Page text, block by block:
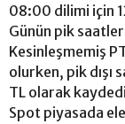
08:00 dilimi için
Günün pik
Kesinleşmemiş
olurken, pik
TL olarak
Spot piyasada